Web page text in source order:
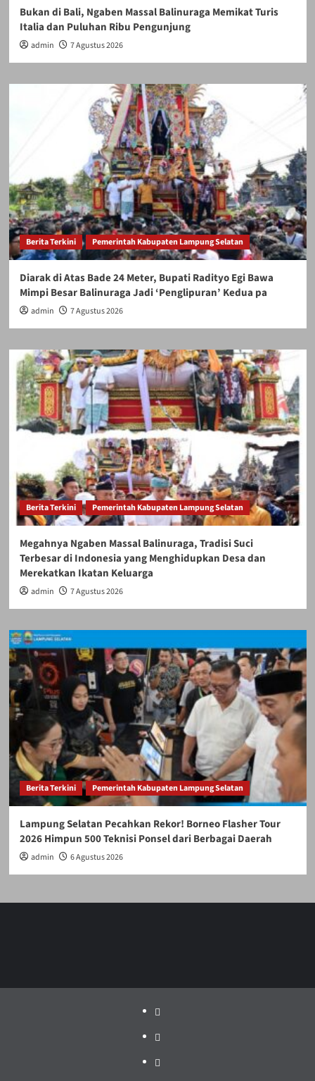
Bukan di Bali, Ngaben Massal Balinuraga Memikat Turis
Italia dan Puluhan Ribu Pengunjung
admin 7 Agustus 2026
Berita Terkini Pemerintah Kabupaten Lampung Selatan
Diarak di Atas Bade 24 Meter, Bupati Radityo Egi Bawa
Mimpi Besar Balinuraga Jadi ‘Penglipuran’ Kedua pa
admin 7 Agustus 2026
Berita Terkini Pemerintah Kabupaten Lampung Selatan
Megahnya Ngaben Massal Balinuraga, Tradisi Suci
Terbesar di Indonesia yang Menghidupkan Desa dan
Merekatkan Ikatan Keluarga
admin 7 Agustus 2026
Berita Terkini Pemerintah Kabupaten Lampung Selatan
Lampung Selatan Pecahkan Rekor! Borneo Flasher Tour
2026 Himpun 500 Teknisi Ponsel dari Berbagai Daerah
admin 6 Agustus 2026
Politik
Pariwisata
Jakarta